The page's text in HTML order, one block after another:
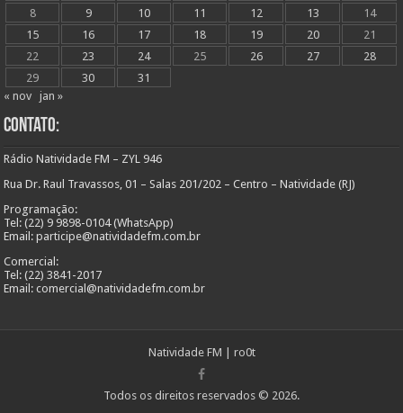
8
9 10 11 12 13
14
15
16 17 18 19 20
21
22
23 24 25 26 27
28
29
30
31
« nov
jan »
Contato:
Rádio Natividade FM – ZYL 946
Rua Dr. Raul Travassos, 01 – Salas 201/202 – Centro – Natividade (RJ)
Programação:
Tel: (22) 9 9898-0104 (WhatsApp)
Email: participe@natividadefm.com.br
Comercial:
Tel: (22) 3841-2017
Email: comercial@natividadefm.com.br
Natividade FM ro0t
Todos os direitos reservados © 2026.